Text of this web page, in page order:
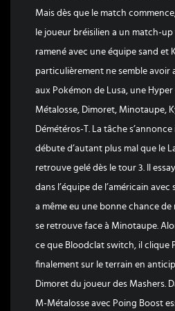
Mais dès que le match
le joueur bréisilien a un match-up
ramené avec une équipe sand et
particulièrement ne semble
aux Pokémon de Lusa, une
Métalosse, Dimoret, Minotaupe,
Démétéros-T. La tâche
débute d’autant plus mal que le
retrouve gelé dès le tour 3. Il
dans l’équipe de l’américain
a même eu une bonne chance de
se retrouve face à Minotaupe.
ce que Bloodclat switch, il clique
finalement sur le terrain en
Dimoret du joueur des Mashers.
M-Métalosse avec Poing Boost